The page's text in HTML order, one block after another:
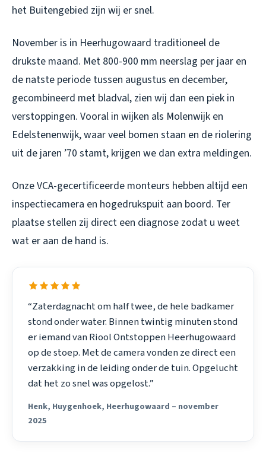
het Buitengebied zijn wij er snel.
November is in Heerhugowaard traditioneel de
drukste maand. Met 800-900 mm neerslag per jaar en
de natste periode tussen augustus en december,
gecombineerd met bladval, zien wij dan een piek in
verstoppingen. Vooral in wijken als Molenwijk en
Edelstenenwijk, waar veel bomen staan en de riolering
uit de jaren ’70 stamt, krijgen we dan extra meldingen.
Onze VCA-gecertificeerde monteurs hebben altijd een
inspectiecamera en hogedrukspuit aan boord. Ter
plaatse stellen zij direct een diagnose zodat u weet
wat er aan de hand is.
“Zaterdagnacht om half twee, de hele badkamer
stond onder water. Binnen twintig minuten stond
er iemand van Riool Ontstoppen Heerhugowaard
op de stoep. Met de camera vonden ze direct een
verzakking in de leiding onder de tuin. Opgelucht
dat het zo snel was opgelost.”
Henk, Huygenhoek, Heerhugowaard – november
2025